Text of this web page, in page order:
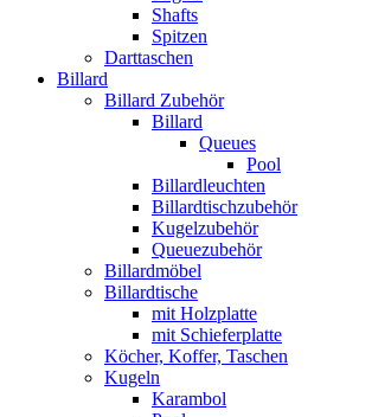
Shafts
Spitzen
Darttaschen
Billard
Billard Zubehör
Billard
Queues
Pool
Billardleuchten
Billardtischzubehör
Kugelzubehör
Queuezubehör
Billardmöbel
Billardtische
mit Holzplatte
mit Schieferplatte
Köcher, Koffer, Taschen
Kugeln
Karambol